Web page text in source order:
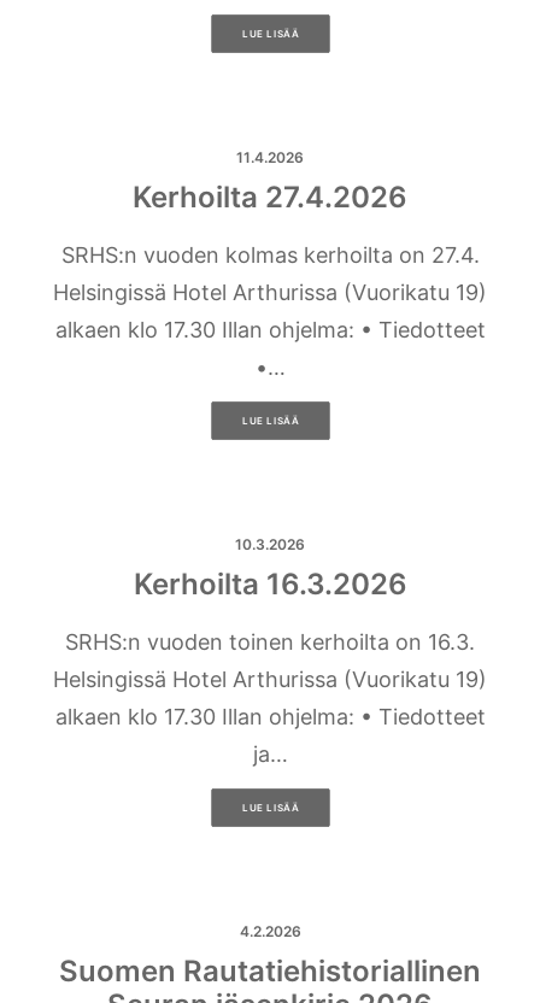
LUE LISÄÄ
11.4.2026
Kerhoilta 27.4.2026
SRHS:n vuoden kolmas kerhoilta on 27.4.
Helsingissä Hotel Arthurissa (Vuorikatu 19)
alkaen klo 17.30 Illan ohjelma: • Tiedotteet
•…
LUE LISÄÄ
10.3.2026
Kerhoilta 16.3.2026
SRHS:n vuoden toinen kerhoilta on 16.3.
Helsingissä Hotel Arthurissa (Vuorikatu 19)
alkaen klo 17.30 Illan ohjelma: • Tiedotteet
ja…
LUE LISÄÄ
4.2.2026
Suomen Rautatiehistoriallinen